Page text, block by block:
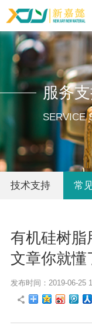
服务
SERVICE
技术支持 常
有机硅树脂
文章你就懂
发布时间：2019-06-25